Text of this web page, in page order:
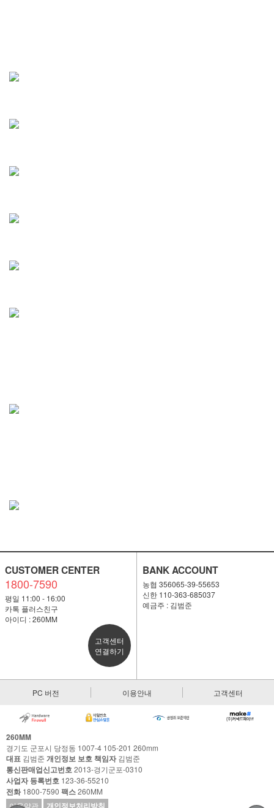
CUSTOMER CENTER
1800-7590
평일 11:00 - 16:00
카톡 플러스친구
아이디 : 260MM
고객센터
연결하기
BANK ACCOUNT
농협 356065-39-55653
신한 110-363-685037
예금주 : 김범준
PC 버전 이용안내 고객센터
260MM
경기도 군포시 당정동 1007-4 105-201 260mm
대표 김범준 개인정보 보호 책임자김범준
통신판매업신고번호2013-경기군포-0310
사업자 등록번호 123-36-55210
전화1800-7590 팩스260MM
이용약관
개인정보처리방침